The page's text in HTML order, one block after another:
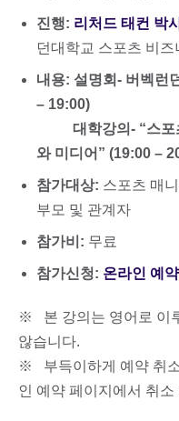
진행: 리처드 태컨 박
던대학교 스포츠 비즈
내용: 설명회- 버벡런
– 19:00)
대학강의- “스포
와 미디어” (19:00 –
참가대상: 스포츠 매
부모 및 관계자
참가비: 무료
참가신청: 온라인 예약
※ 본 강의는 영어로 이
않습니다.
※ 부득이하게 예약 취
인 예약 페이지에서 취소